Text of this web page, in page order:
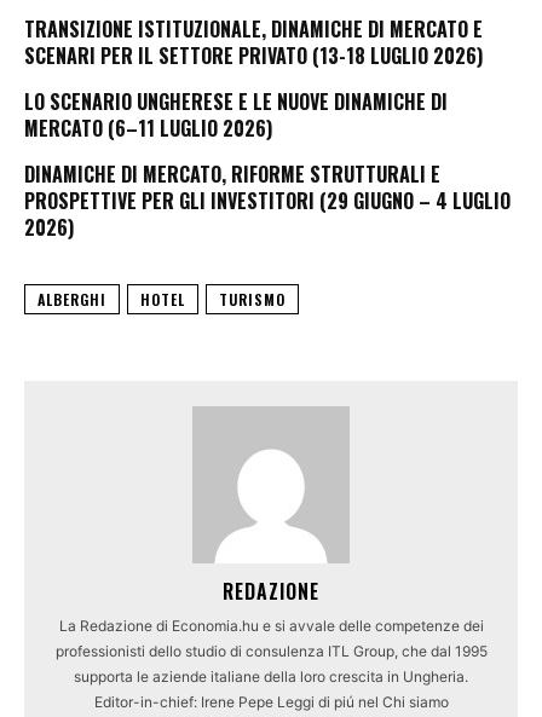
TRANSIZIONE ISTITUZIONALE, DINAMICHE DI MERCATO E
SCENARI PER IL SETTORE PRIVATO (13-18 LUGLIO 2026)
LO SCENARIO UNGHERESE E LE NUOVE DINAMICHE DI
MERCATO (6–11 LUGLIO 2026)
DINAMICHE DI MERCATO, RIFORME STRUTTURALI E
PROSPETTIVE PER GLI INVESTITORI (29 GIUGNO – 4 LUGLIO
2026)
ALBERGHI HOTEL TURISMO
REDAZIONE
La Redazione di Economia.hu e si avvale delle competenze dei
professionisti dello studio di consulenza ITL Group, che dal 1995
supporta le aziende italiane della loro crescita in Ungheria.
Editor-in-chief: Irene Pepe Leggi di piú nel Chi siamo